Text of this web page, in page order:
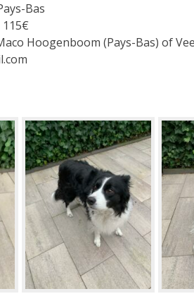
Bas
Hoogenboom (Pays-Bas) of